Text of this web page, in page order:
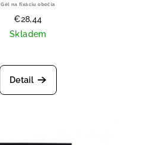
Gél na fixáciu obočia
€28,44
Skladem
Detail